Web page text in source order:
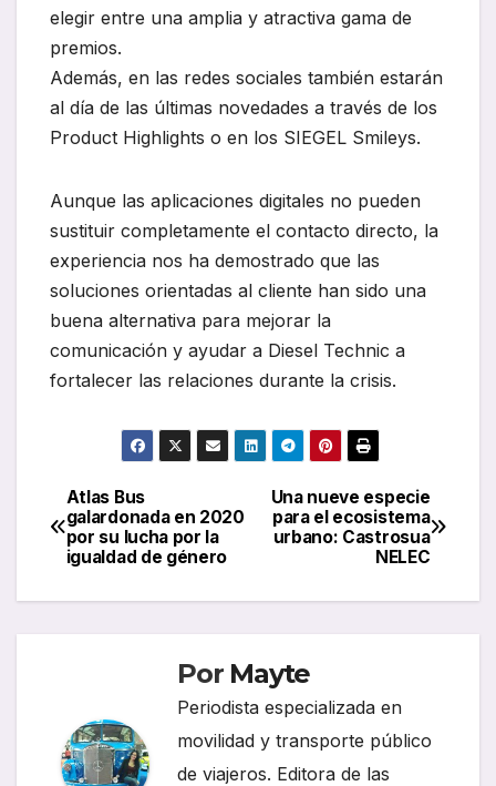
elegir entre una amplia y atractiva gama de
premios.
Además, en las redes sociales también estarán
al día de las últimas novedades a través de los
Product Highlights o en los SIEGEL Smileys.
Aunque las aplicaciones digitales no pueden
sustituir completamente el contacto directo, la
experiencia nos ha demostrado que las
soluciones orientadas al cliente han sido una
buena alternativa para mejorar la
comunicación y ayudar a Diesel Technic a
fortalecer las relaciones durante la crisis.
Navegación
de
entradas
Una nueve especie
para el ecosistema
urbano: Castrosua
NELEC
Atlas Bus
galardonada en 2020
por su lucha por la
igualdad de género
Por Mayte
Periodista especializada en
movilidad y transporte público
de viajeros. Editora de las